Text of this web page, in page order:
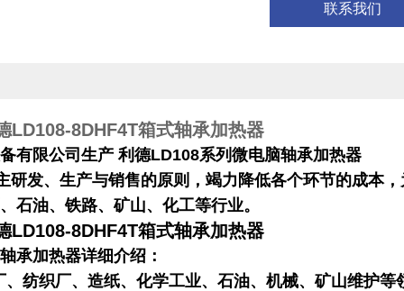
联系我们
LD108-8DHF4T箱式轴承加热器
有限公司生产 利德LD108系列微电脑轴承加热器
发、生产与销售的原则，竭力降低各个环节的成本，
石油、铁路、矿山、化工等行业。
LD108-8DHF4T箱式轴承加热器
承加热器详细介绍：
、纺织厂、造纸、化学工业、石油、机械、矿山维护等